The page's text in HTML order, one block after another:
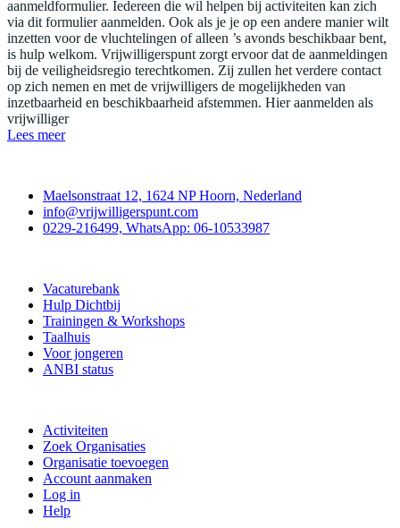
aanmeldformulier. Iedereen die wil helpen bij activiteiten kan zich
via dit formulier aanmelden. Ook als je je op een andere manier wilt
inzetten voor de vluchtelingen of alleen ’s avonds beschikbaar bent,
is hulp welkom. Vrijwilligerspunt zorgt ervoor dat de aanmeldingen
bij de veiligheidsregio terechtkomen. Zij zullen het verdere contact
op zich nemen en met de vrijwilligers de mogelijkheden van
inzetbaarheid en beschikbaarheid afstemmen. Hier aanmelden als
vrijwilliger
Lees meer
Maelsonstraat 12, 1624 NP Hoorn, Nederland
info@vrijwilligerspunt.com
0229-216499, WhatsApp: 06-10533987
Vacaturebank
Hulp Dichtbij
Trainingen & Workshops
Taalhuis
Voor jongeren
ANBI status
Activiteiten
Zoek Organisaties
Organisatie toevoegen
Account aanmaken
Log in
Help